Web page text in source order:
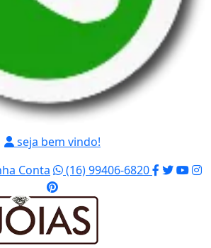
seja bem vindo!
Conta (16) 99406-6820